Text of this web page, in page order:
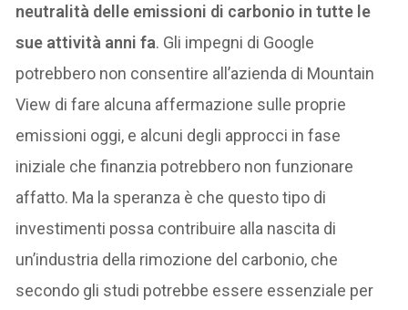
neutralità delle emissioni di carbonio in tutte le
sue attività anni fa. Gli impegni di Google
potrebbero non consentire all’azienda di Mountain
View di fare alcuna affermazione sulle proprie
emissioni oggi, e alcuni degli approcci in fase
iniziale che finanzia potrebbero non funzionare
affatto. Ma la speranza è che questo tipo di
investimenti possa contribuire alla nascita di
un’industria della rimozione del carbonio, che
secondo gli studi potrebbe essere essenziale per